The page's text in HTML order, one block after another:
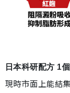
日本科研配方 1
現時市面上能結